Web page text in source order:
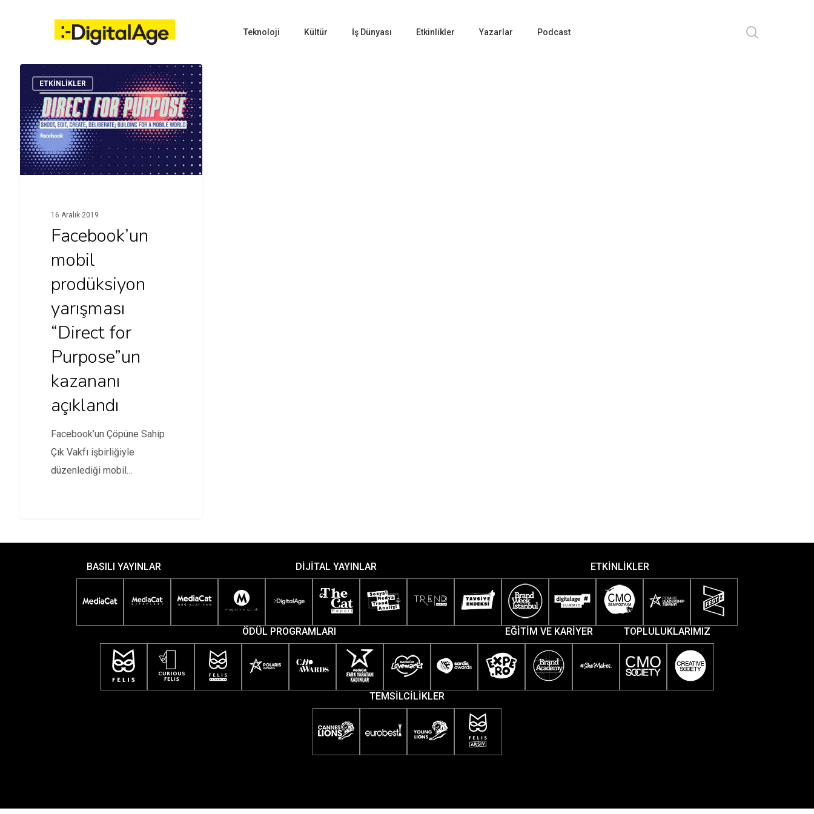
Hit enter to search or ESC to close
Teknoloji Kültür İş Dünyası Etkinlikler Yazarlar Podcast
ETKINLIKLER
16 Aralık 2019
Facebook’un
mobil
prodüksiyon
yarışması
“Direct for
Purpose”un
kazananı
açıklandı
Facebook’un Çöpüne Sahip
Çık Vakfı işbirliğiyle
düzenlediği mobil
BASILI YAYINLAR DİJİTAL YAYINLAR ETKİNLİKLER
ÖDÜL PROGRAMLARI EĞİTİM VE KARİYER TOPLULUKLARIMIZ
TEMSİLCİLİKLER